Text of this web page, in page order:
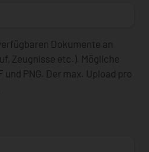
Dokumente an
Zeugnisse etc.). Mögliche
und PNG. Der max. Upload pro